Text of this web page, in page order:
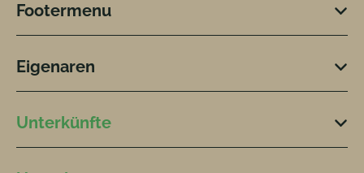
Footermenu
Eigenaren
Unterkünfte